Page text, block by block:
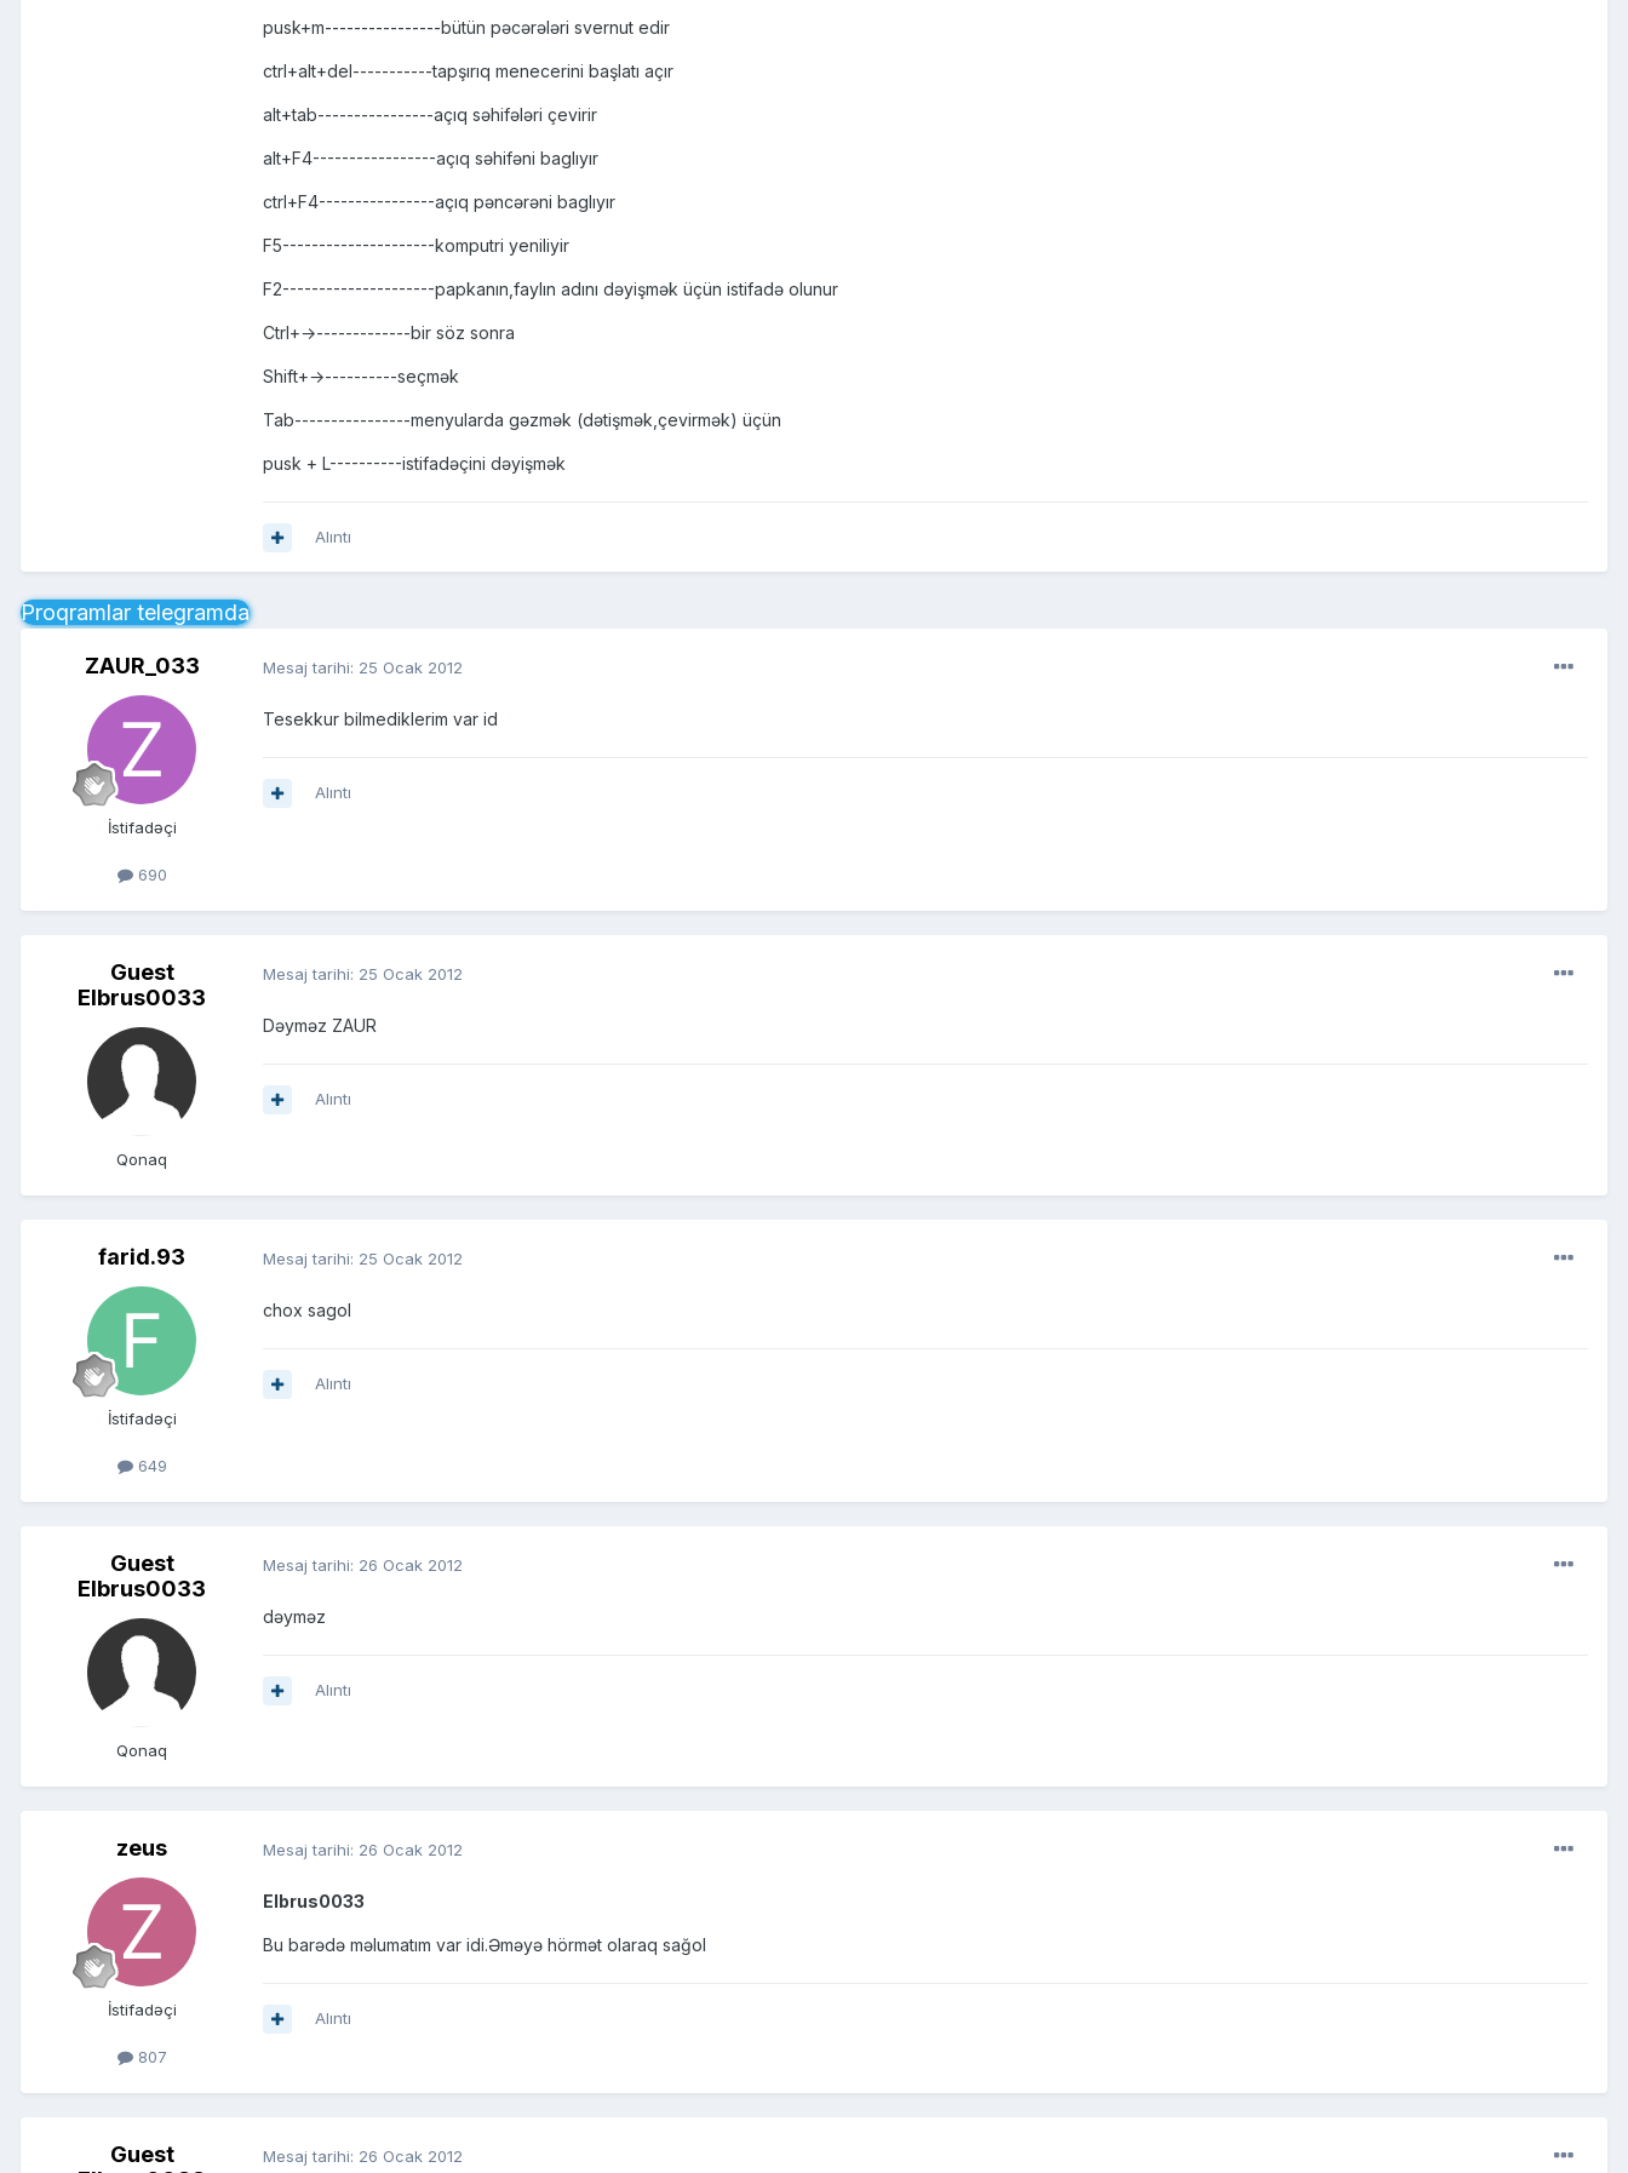
pusk+m----------------bütün pəcərələri svernut edir
ctrl+alt+del-----------tapşırıq menecerini başlatı açır
alt+tab----------------açıq səhifələri çevirir
alt+F4-----------------açıq səhifəni baglıyır
ctrl+F4----------------açıq pəncərəni baglıyır
F5---------------------komputri yeniliyir
F2---------------------papkanın,faylın adını dəyişmək üçün istifadə olunur
Ctrl+→-------------bir söz sonra
Shift+→----------seçmək
Tab----------------menyularda gəzmək (dətişmək,çevirmək) üçün
pusk + L----------istifadəçini dəyişmək
Alıntı
Proqramlar telegramda
ZAUR_033
İstifadəçi
690
Mesaj tarihi: 25 Ocak 2012
Tesekkur bilmediklerim var id
Alıntı
Guest
Elbrus0033
Qonaq
Mesaj tarihi: 25 Ocak 2012
Dəyməz ZAUR
Alıntı
farid.93
İstifadəçi
649
Mesaj tarihi: 25 Ocak 2012
chox sagol
Alıntı
Guest
Elbrus0033
Qonaq
Mesaj tarihi: 26 Ocak 2012
dəyməz
Alıntı
zeus
İstifadəçi
807
Mesaj tarihi: 26 Ocak 2012
Elbrus0033
Bu barədə məlumatım var idi.Əməyə hörmət olaraq sağol
Alıntı
Guest
Mesaj tarihi: 26 Ocak 2012